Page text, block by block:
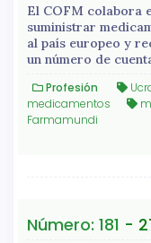
El COFM colabora
suministrar
al país europeo y
un número de
Profesión
medicamentos
Farmamundi
Número: 181 -